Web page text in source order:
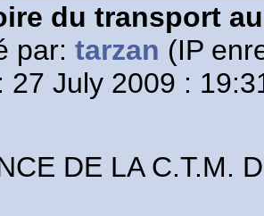
du transport
par:tarzan (IP
27 July 2009 :
DE LA C.T.M.